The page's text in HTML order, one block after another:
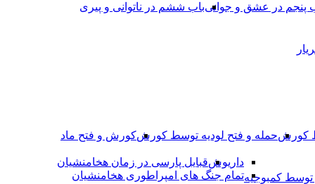
پنجم در عشق و جوانىباب ششم در ناتوانى و پیرى
کورشحمله و فتح لودیه توسط کورشکورش و فتح ماد
کمبوجیه
داریوشقبایل پارسی در زمان هخامنشیان
تمام جنگ های امپراطوری هخامنشیان